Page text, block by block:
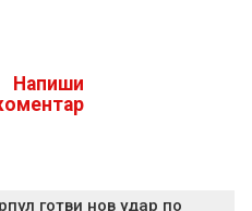
Напиши
готви нов удар по